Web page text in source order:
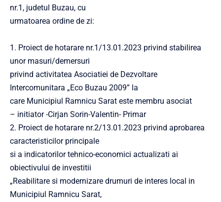
nr.1, judetul Buzau, cu
urmatoarea ordine de zi:
1. Proiect de hotarare nr.1/13.01.2023 privind stabilirea
unor masuri/demersuri
privind activitatea Asociatiei de Dezvoltare
Intercomunitara „Eco Buzau 2009” la
care Municipiul Ramnicu Sarat este membru asociat
– initiator -Cirjan Sorin-Valentin- Primar
2. Proiect de hotarare nr.2/13.01.2023 privind aprobarea
caracteristicilor principale
si a indicatorilor tehnico-economici actualizati ai
obiectivului de investitii
„Reabilitare si modernizare drumuri de interes local in
Municipiul Ramnicu Sarat,